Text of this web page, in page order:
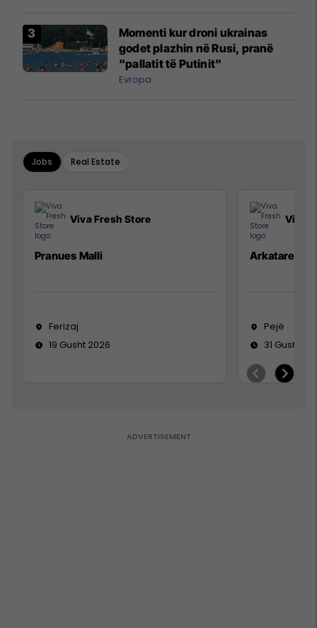
Momenti kur droni ukrainas
godet plazhin në Rusi, pranë
"pallatit të Putinit"
Evropa
Jobs Real Estate
Viva Fresh Store
Pranues Malli
Ferizaj
19 Gusht 2026
Viva
Arkatare
Pejë
31 Gusht